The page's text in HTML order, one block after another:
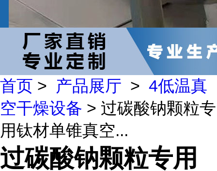
首页 > 产品展厅 > 4低温真
空干燥设备 > 过碳酸钠颗粒专
用钛材单锥真空...
过碳酸钠颗粒专用